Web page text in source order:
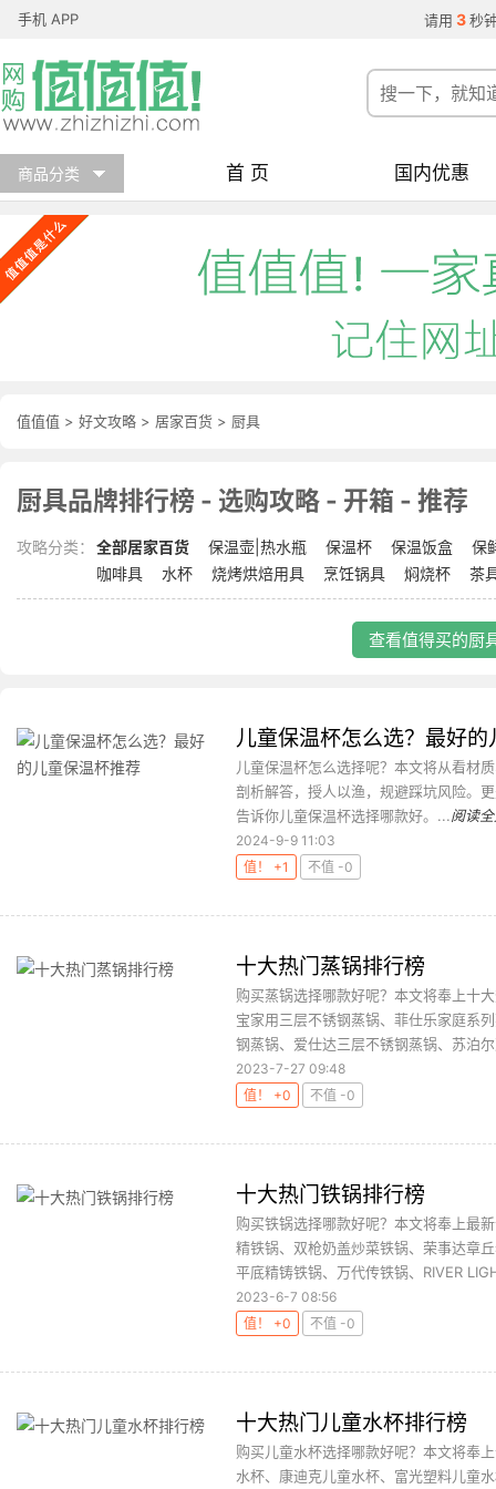
手机 APP 请用 3 秒
商品分类 首 页 国内优惠
值值值 > 好文攻略 > 居家百货 > 厨具
厨具品牌排行榜 - 选购攻略 - 开箱 - 推荐
攻略分类： 全部居家百货 保温壶|热水瓶 保温杯 保温饭盒
保
咖啡具
水杯 烧烤烘焙用具 烹饪锅具 焖烧杯 茶
查看值得买的厨
儿童保温杯怎么选？最好
儿童保温杯怎么选择呢？本文将从看材
剖析解答，授人以渔，规避踩坑风险。
告诉你儿童保温杯选择哪款好。...阅读
2024-9-9 11:03
值！ +1
不值 -0
十大热门蒸锅排行榜
购买蒸锅选择哪款好呢？本文将奉上十
宝家用三层不锈钢蒸锅、菲仕乐家庭系
钢蒸锅、爱仕达三层不锈钢蒸锅、苏泊
2023-7-27 09:48
值！ +0
不值 -0
十大热门铁锅排行榜
购买铁锅选择哪款好呢？本文将奉上最
精铁锅、双枪奶盖炒菜铁锅、荣事达章
平底精铸铁锅、万代传铁锅、RIVER
2023-6-7 08:56
值！ +0
不值 -0
十大热门儿童水杯排行榜
购买儿童水杯选择哪款好呢？本文将奉
水杯、康迪克儿童水杯、富光塑料儿童